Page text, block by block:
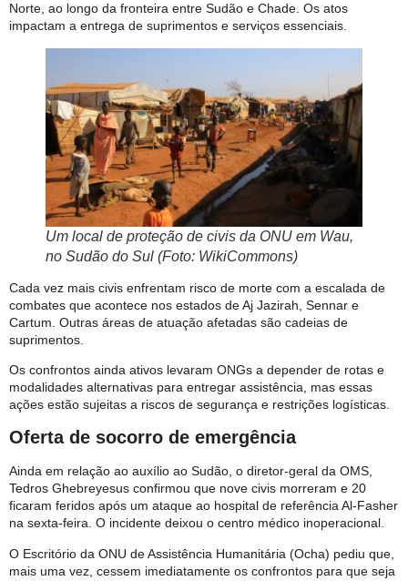
Norte, ao longo da fronteira entre Sudão e Chade. Os atos
impactam a entrega de suprimentos e serviços essenciais.
Um local de proteção de civis da ONU em Wau,
no Sudão do Sul (Foto: WikiCommons)
Cada vez mais civis enfrentam risco de morte com a escalada de
combates que acontece nos estados de Aj Jazirah, Sennar e
Cartum. Outras áreas de atuação afetadas são cadeias de
suprimentos.
Os confrontos ainda ativos levaram ONGs a depender de rotas e
modalidades alternativas para entregar assistência, mas essas
ações estão sujeitas a riscos de segurança e restrições logísticas.
Oferta de socorro de emergência
Ainda em relação ao auxílio ao Sudão, o diretor-geral da OMS,
Tedros Ghebreyesus confirmou que nove civis morreram e 20
ficaram feridos após um ataque ao hospital de referência Al-Fasher
na sexta-feira. O incidente deixou o centro médico inoperacional.
O Escritório da ONU de Assistência Humanitária (Ocha) pediu que,
mais uma vez, cessem imediatamente os confrontos para que seja